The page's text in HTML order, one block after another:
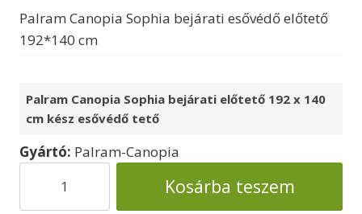
Palram Canopia Sophia bejárati esővédő előtető
192*140 cm
Palram Canopia Sophia bejárati előtető 192 x 140
cm kész esővédő tető
Gyártó: Palram-Canopia
Kosárba teszem